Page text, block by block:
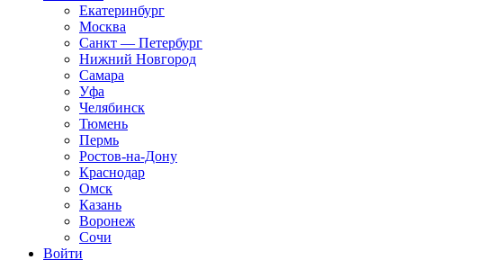
Екатеринбург
Москва
Санкт — Петербург
Нижний Новгород
Самара
Уфа
Челябинск
Тюмень
Пермь
Ростов-на-Дону
Краснодар
Омск
Казань
Воронеж
Сочи
Войти